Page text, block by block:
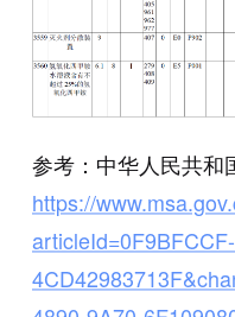
参考：中华人民共和
https://